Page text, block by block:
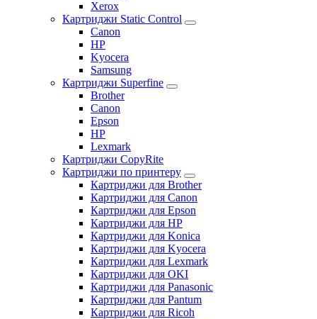
Xerox
Картриджи Static Control
Canon
HP
Kyocera
Samsung
Картриджи Superfine
Brother
Canon
Epson
HP
Lexmark
Картриджи CopyRite
Картриджи по принтеру
Картриджи для Brother
Картриджи для Canon
Картриджи для Epson
Картриджи для HP
Картриджи для Konica
Картриджи для Kyocera
Картриджи для Lexmark
Картриджи для OKI
Картриджи для Panasonic
Картриджи для Pantum
Картриджи для Ricoh